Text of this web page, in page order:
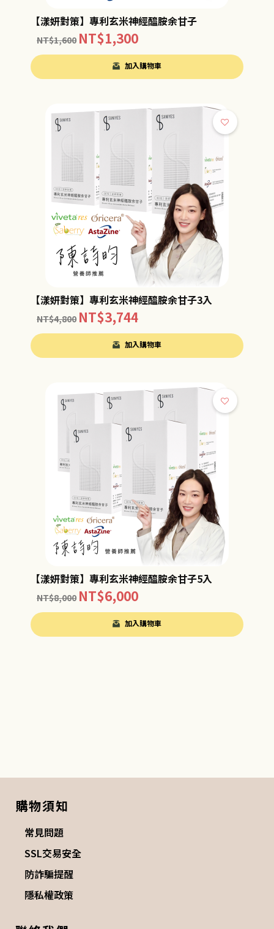
【漾妍對策】專利玄米神經醯胺余甘子
NT$1,600 NT$1,300
加入購物車
【漾妍對策】專利玄米神經醯胺余甘子3入
NT$4,800 NT$3,744
加入購物車
【漾妍對策】專利玄米神經醯胺余甘子5入
NT$8,000 NT$6,000
加入購物車
購物須知
常見問題
SSL交易安全
防詐騙提醒
隱私權政策